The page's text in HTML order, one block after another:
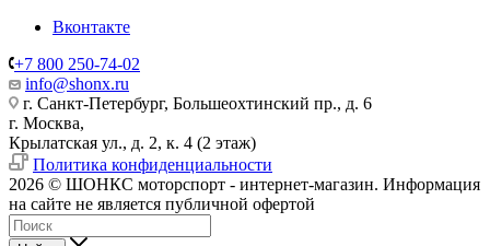
Вконтакте
+7 800 250-74-02
info@shonx.ru
г. Санкт-Петербург, Большеохтинский пр., д. 6
г. Москва,
Крылатская ул., д. 2, к. 4 (2 этаж)
Политика конфиденциальности
2026 © ШОНКС моторспорт - интернет-магазин. Информация
на сайте не является публичной офертой